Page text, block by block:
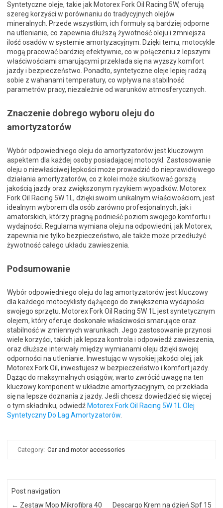
Syntetyczne oleje, takie jak Motorex Fork Oil Racing 5W, oferują
szereg korzyści w porównaniu do tradycyjnych olejów
mineralnych. Przede wszystkim, ich formuły są bardziej odporne
na utlenianie, co zapewnia dłuższą żywotność oleju i zmniejsza
ilość osadów w systemie amortyzacyjnym. Dzięki temu, motocykle
mogą pracować bardziej efektywnie, co w połączeniu z lepszymi
właściwościami smarującymi przekłada się na wyższy komfort
jazdy i bezpieczeństwo. Ponadto, syntetyczne oleje lepiej radzą
sobie z wahanami temperatury, co wpływa na stabilność
parametrów pracy, niezależnie od warunków atmosferycznych.
Znaczenie dobrego wyboru oleju do
amortyzatorów
Wybór odpowiedniego oleju do amortyzatorów jest kluczowym
aspektem dla każdej osoby posiadającej motocykl. Zastosowanie
oleju o niewłaściwej lepkości może prowadzić do nieprawidłowego
działania amortyzatorów, co z kolei może skutkować gorszą
jakością jazdy oraz zwiększonym ryzykiem wypadków. Motorex
Fork Oil Racing 5W 1L, dzięki swoim unikalnym właściwościom, jest
idealnym wyborem dla osób zarówno profesjonalnych, jak i
amatorskich, którzy pragną podnieść poziom swojego komfortu i
wydajności. Regularna wymiana oleju na odpowiedni, jak Motorex,
zapewnia nie tylko bezpieczeństwo, ale także może przedłużyć
żywotność całego układu zawieszenia.
Podsumowanie
Wybór odpowiedniego oleju do lag amortyzatorów jest kluczowy
dla każdego motocyklisty dążącego do zwiększenia wydajności
swojego sprzętu. Motorex Fork Oil Racing 5W 1L jest syntetycznym
olejem, który oferuje doskonałe właściwości smarujące oraz
stabilność w zmiennych warunkach. Jego zastosowanie przynosi
wiele korzyści, takich jak lepsza kontrola i odpowiedź zawieszenia,
oraz dłuższe interwały między wymianami oleju dzięki swojej
odporności na utlenianie. Inwestując w wysokiej jakości olej, jak
Motorex Fork Oil, inwestujesz w bezpieczeństwo i komfort jazdy.
Dążąc do maksymalnych osiągów, warto zwrócić uwagę na ten
kluczowy komponent w układzie amortyzacyjnym, co przekłada
się na lepsze doznania z jazdy. Jeśli chcesz dowiedzieć się więcej
o tym składniku, odwiedź Motorex Fork Oil Racing 5W 1L Olej
Syntetyczny Do Lag Amortyzatorów
Category: Car and motor accessories
Post navigation
← Zestaw Mop Mikrofibra 40 Descargo Krem na dzień Spf 15